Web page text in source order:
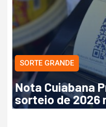
SORTE GRANDE
Nota Cuiabana
sorteio de